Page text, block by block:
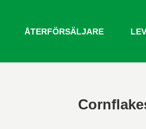
ÅTERFÖRSÄLJARE